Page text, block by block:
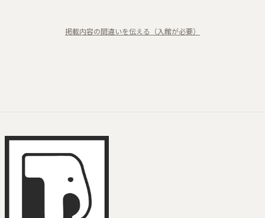
体験型プログラム
掲載内容の間違いを伝える（入館が必要）